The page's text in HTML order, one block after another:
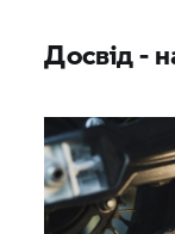
Досвід -